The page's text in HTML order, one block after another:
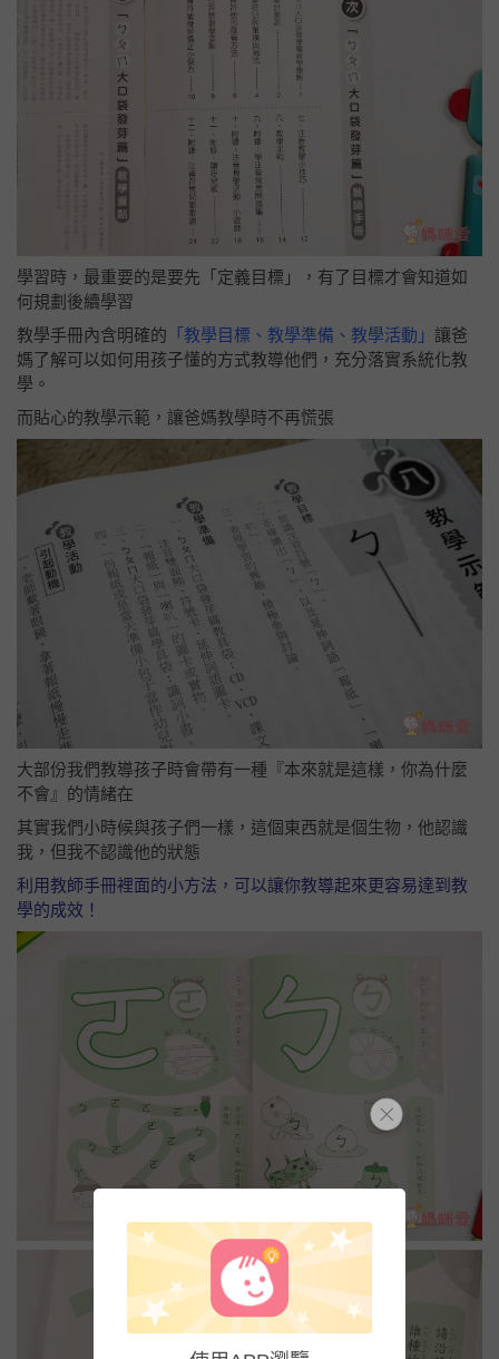
學習時，最重要的是要先「定義目標」，有了目標才會知道如
何規劃後續學習
教學手冊內含明確的 「教學目標、教學準備、教學活動」 讓爸
媽了解可以如何用孩子懂的方式教導他們，充分落實系統化教
學。
而貼心的教學示範，讓爸媽教學時不再慌張
大部份我們教導孩子時會帶有一種『本來就是這樣，你為什麼
不會』的情緒在
其實我們小時候與孩子們一樣，這個東西就是個生物，他認識
我，但我不認識他的狀態
利用教師手冊裡面的小方法，可以讓你教導起來更容易達到教
學的成效！